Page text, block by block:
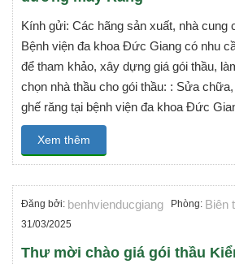
Kính gửi: Các hãng sản xuất, nhà cung
Bệnh viện đa khoa Đức Giang có nhu
để tham khảo, xây dựng giá gói thầu,
chọn nhà thầu cho gói thầu: : Sửa
ghế răng tại bệnh viện đa khoa Đức
Xem thêm
Đăng bởi: benhvienducgiang Phòng: Biên
31/03/2025
Thư mời chào giá gói thầu